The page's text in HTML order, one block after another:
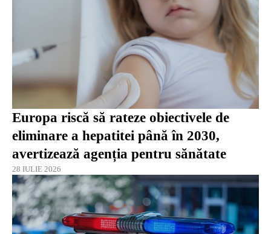
Europa riscă să rateze obiectivele de
eliminare a hepatitei până în 2030,
avertizează agenția pentru sănătate
28 IULIE 2026